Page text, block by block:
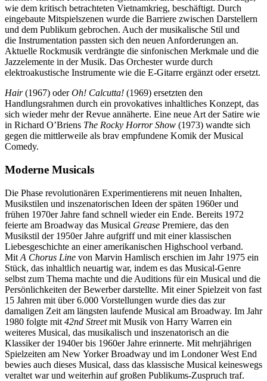
wie dem kritisch betrachteten Vietnamkrieg, beschäftigt. Durch
eingebaute Mitspielszenen wurde die Barriere zwischen Darstellern
und dem Publikum gebrochen. Auch der musikalische Stil und
die Instrumentation passten sich den neuen Anforderungen an.
Aktuelle Rockmusik verdrängte die sinfonischen Merkmale und die
Jazzelemente in der Musik. Das Orchester wurde durch
elektroakustische Instrumente wie die E-Gitarre ergänzt oder ersetzt.
Hair(1967) oderOh! Calcutta! (1969) ersetzten den
Handlungsrahmen durch ein provokatives inhaltliches Konzept, das
sich wieder mehr der Revue annäherte. Eine neue Art der Satire wie
in Richard O’Briens The Rocky Horror Show (1973) wandte sich
gegen die mittlerweile als brav empfundene Komik der Musical
Comedy.
Moderne Musicals
Die Phase revolutionären Experimentierens mit neuen Inhalten,
Musikstilen und inszenatorischen Ideen der späten 1960er und
frühen 1970er Jahre fand schnell wieder ein Ende. Bereits 1972
feierte am Broadway das Musical Grease Premiere, das den
Musikstil der 1950er Jahre aufgriff und mit einer klassischen
Liebesgeschichte an einer amerikanischen Highschool verband.
Mit A Chorus Line von Marvin Hamlisch erschien im Jahr 1975 ein
Stück, das inhaltlich neuartig war, indem es das Musical-Genre
selbst zum Thema machte und die Auditions für ein Musical und die
Persönlichkeiten der Bewerber darstellte. Mit einer Spielzeit von fast
15 Jahren mit über 6.000 Vorstellungen wurde dies das zur
damaligen Zeit am längsten laufende Musical am Broadway. Im Jahr
1980 folgte mit 42nd Streetmit Musik von Harry Warren ein
weiteres Musical, das musikalisch und inszenatorisch an die
Klassiker der 1940er bis 1960er Jahre erinnerte. Mit mehrjährigen
Spielzeiten am New Yorker Broadway und im Londoner West End
bewies auch dieses Musical, dass das klassische Musical keineswegs
veraltet war und weiterhin auf großen Publikums-Zuspruch traf.